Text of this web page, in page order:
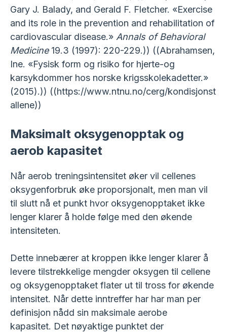
Gary J. Balady, and Gerald F. Fletcher. «Exercise
and its role in the prevention and rehabilitation of
cardiovascular disease.» Annals of Behavioral
Medicine19.3 (1997): 220-229.)) ((Abrahamsen,
Ine. «Fysisk form og risiko for hjerte-og
karsykdommer hos norske krigsskolekadetter.»
(2015).)) ((https://www.ntnu.no/cerg/kondisjonst
allene))
Maksimalt oksygenopptak og
aerob kapasitet
Når aerob treningsintensitet øker vil cellenes
oksygenforbruk øke proporsjonalt, men man vil
til slutt nå et punkt hvor oksygenopptaket ikke
lenger klarer å holde følge med den økende
intensiteten.
Dette innebærer at kroppen ikke lenger klarer å
levere tilstrekkelige mengder oksygen til cellene
og oksygenopptaket flater ut til tross for økende
intensitet. Når dette inntreffer har har man per
definisjon nådd sin maksimale aerobe
kapasitet. Det nøyaktige punktet der